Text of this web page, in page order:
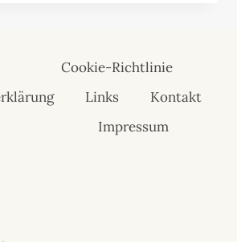
Cookie-Richtlinie
Links
Kontakt
Impressum